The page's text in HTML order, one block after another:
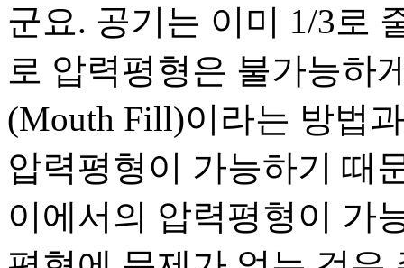
군요. 공기는 이미 1/3로
로 압력평형은 불가능하
(Mouth Fill)이라는 방법
압력평형이 가능하기 때
이에서의 압력평형이 가